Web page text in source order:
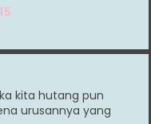
kita hutang pun
urusannya yang